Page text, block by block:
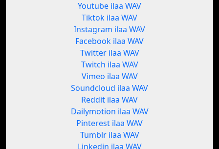
Youtube ilaa WAV
Tiktok ilaa WAV
Instagram ilaa WAV
Facebook ilaa WAV
Twitter ilaa WAV
Twitch ilaa WAV
Vimeo ilaa WAV
Soundcloud ilaa WAV
Reddit ilaa WAV
Dailymotion ilaa WAV
Pinterest ilaa WAV
Tumblr ilaa WAV
Linkedin ilaa WAV